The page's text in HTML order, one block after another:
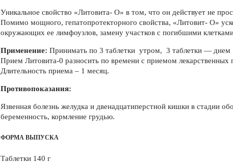
Уникальное свойство «Литовита- О» в том, что он действует не
Помимо мощного, гепатопротекторного свойства, «Литовит- О»
окружающих ее лимфоузлов, замену участков с погибшими
Применение: Принимать по 3 таблетки утром, 3 таблетки —
Прием Литовита­-0 разносить по времени с приемом
Длительность приема – 1 месяц.
Противопоказания:
Язвенная болезнь желудка и двенадцатиперстной кишки в стадии
беременность, кормление грудью.
ФОРМА ВЫПУСКА
Таблетки 140 г